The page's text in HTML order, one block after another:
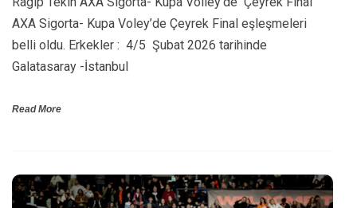
AXA Sigorta- Kupa Voley’de Çeyrek Final eşleşmeleri
belli oldu. Erkekler : 4/5 Şubat 2026 tarihinde
Galatasaray -İstanbul
Read More